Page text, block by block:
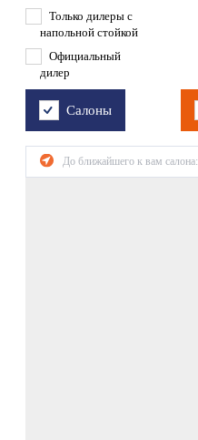
Только дилеры с
напольной стойкой
Официальный
дилер
Салоны
До ближайшего к вам салона: